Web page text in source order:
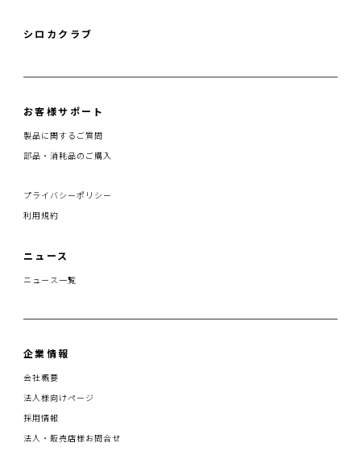
シロカクラブ
お客様サポート
製品に関するご質問
部品・消耗品のご購入
プライバシーポリシー
利用規約
ニュース
ニュース一覧
企業情報
会社概要
法人様向けページ
採用情報
法人・販売店様お問合せ